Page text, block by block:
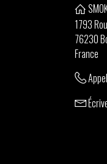
1793
76230
France